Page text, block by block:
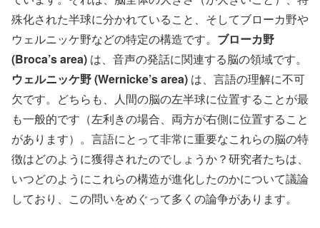
殊化された半球に分かれていること、そしてブローカ野や
ウェルニッケ野などの特定の構造です。 ブローカ野
(Broca’s area) は、音声の発話に関連する脳の領域です。
ウェルニッケ野 (Wernicke’s area) は、言語の理解に不可
欠です。どちらも、人間の脳の左半球に位置することが最
も一般的です（左利きの場合、両方が右側に位置すること
があります）。言語にとって非常に重要なこれらの脳の特
徴はどのように獲得されたのでしょうか？研究者たちは、
いつどのようにこれらの構造が進化したのかについて議論
しており、この問いをめぐって多くの論争があります。